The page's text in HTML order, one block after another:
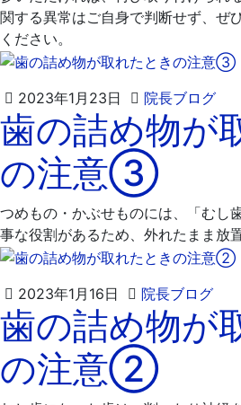
関する異常はご自身で判断せず、ぜ
ください。
2023年1月23日 院長ブログ2023
年
1
日
飯
嶋
歯
院
歯の詰め物が
の注意③
つめもの・かぶせものには、「むし
事な役割があるため、外れたまま放
2023年1月16日 院長ブログ2023
年
1
日
飯
嶋
歯
院
歯の詰め物が
の注意②